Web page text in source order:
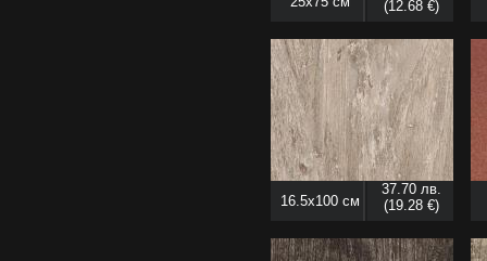
(12.68 €)
16.5x100 см
37.70 лв.
(19.28 €)